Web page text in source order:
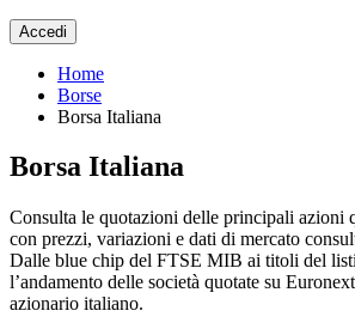
Accedi
Home
Borse
Borsa Italiana
Borsa Italiana
Consulta le quotazioni delle principali azioni
con prezzi, variazioni e dati di mercato
Dalle blue chip del FTSE MIB ai titoli del
l’andamento delle società quotate su
azionario italiano.